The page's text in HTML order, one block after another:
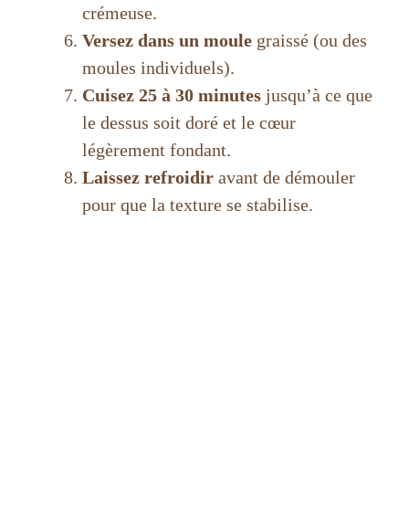
crémeuse.
Versez dans un moule graissé (ou des
moules individuels).
Cuisez 25 à 30 minutes jusqu’à ce que
le dessus soit doré et le cœur
légèrement fondant.
Laissez refroidir avant de démouler
pour que la texture se stabilise.